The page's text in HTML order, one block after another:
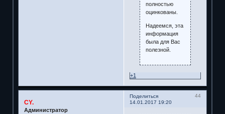
полностью
оцинкованы.
Надеемся, эта
информация
была для Вас
полезной.
+1
Поделиться
44
14.01.2017 19:20
CY.
Администратор